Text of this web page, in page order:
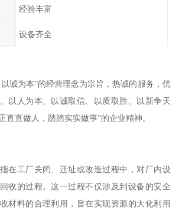
经验丰富
设备齐全
诚为本”的经营理念为宗旨，热诚的服务，优
以人为本、以诚取信、以质取胜、以新争天
直直做人，踏踏实实做事”的企业精神。
在工厂关闭、迁址或改造过程中，对厂内设
收的过程。这一过程不仅涉及到设备的安全
材料的合理利用，旨在实现资源的大化利用